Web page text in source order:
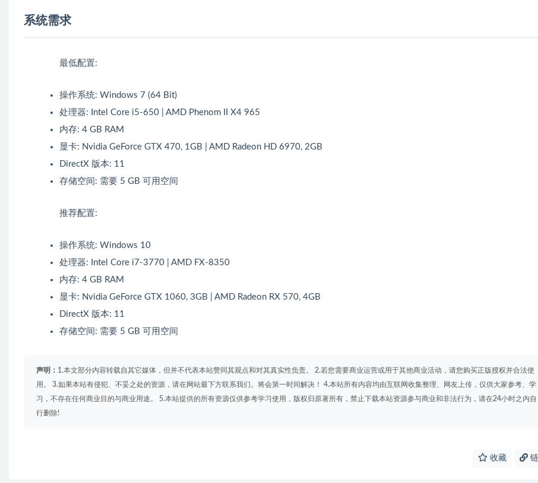
系统需求
最低配置:
操作系统: Windows 7 (64 Bit)
处理器: Intel Core i5-650 | AMD Phenom II X4 965
内存: 4 GB RAM
显卡: Nvidia GeForce GTX 470, 1GB | AMD Radeon HD 6970, 2GB
DirectX 版本: 11
存储空间: 需要 5 GB 可用空间
推荐配置:
操作系统: Windows 10
处理器: Intel Core i7-3770 | AMD FX-8350
内存: 4 GB RAM
显卡: Nvidia GeForce GTX 1060, 3GB | AMD Radeon RX 570, 4GB
DirectX 版本: 11
存储空间: 需要 5 GB 可用空间
声明： 1.本文部分内容转载自其它媒体，但并不代表本站赞同其观点和对其真实性负责。 2.若您需要商业运营或用于其他商业活动，请您购买正版授权并合法使
用。 3.如果本站有侵犯、不妥之处的资源，请在网站最下方联系我们。将会第一时间解决！ 4.本站所有内容均由互联网收集整理、网友上传，仅供大家参考、学
习，不存在任何商业目的与商业用途。 5.本站提供的所有资源仅供参考学习使用，版权归原著所有，禁止下载本站资源参与商业和非法行为，请在24小时之内自
行删除!
收藏